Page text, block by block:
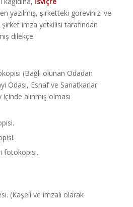
yazılmış, şirketteki görevinizi ve
imza yetkilisi tarafından
dilekçe.
(Bağlı olunan Odadan
Odası, Esnaf ve Sanatkarlar
alınmış olması
fotokopisi.
(Kaşeli ve imzalı olarak